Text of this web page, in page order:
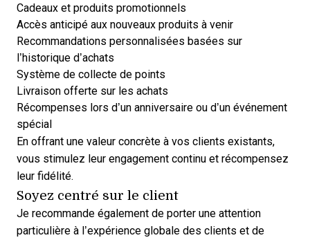
Cadeaux et produits promotionnels
Accès anticipé aux nouveaux produits à venir
Recommandations personnalisées basées sur
l’historique d’achats
Système de collecte de points
Livraison offerte sur les achats
Récompenses lors d’un anniversaire ou d’un événement
spécial
En offrant une valeur concrète à vos clients existants,
vous stimulez leur engagement continu et récompensez
leur fidélité.
Soyez centré sur le client
Je recommande également de porter une attention
particulière à l’expérience globale des clients et de